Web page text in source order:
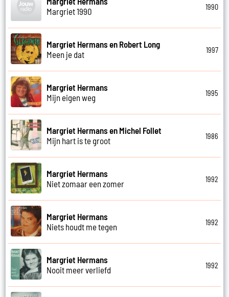
Margriet 1990
1990
Margriet Hermans en Robert Long
Meen je dat
1997
Margriet Hermans
Mijn eigen weg
1995
Margriet Hermans en Michel Follet
Mijn hart is te groot
1986
Margriet Hermans
Niet zomaar een zomer
1992
Margriet Hermans
Niets houdt me tegen
1992
Margriet Hermans
Nooit meer verliefd
1992